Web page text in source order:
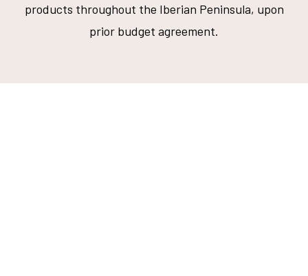
products throughout the Iberian Peninsula, upon
prior budget agreement.